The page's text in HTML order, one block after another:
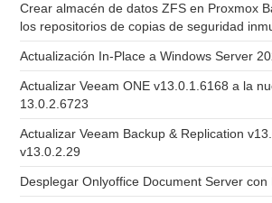
Crear almacén de datos ZFS en Proxmox
los repositorios de copias de seguridad
Actualización In-Place a Windows Server
Actualizar Veeam ONE v13.0.1.6168 a la
13.0.2.6723
Actualizar Veeam Backup & Replication
v13.0.2.29
Desplegar Onlyoffice Document Server con